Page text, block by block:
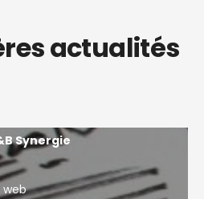
actualités
Synergie
web